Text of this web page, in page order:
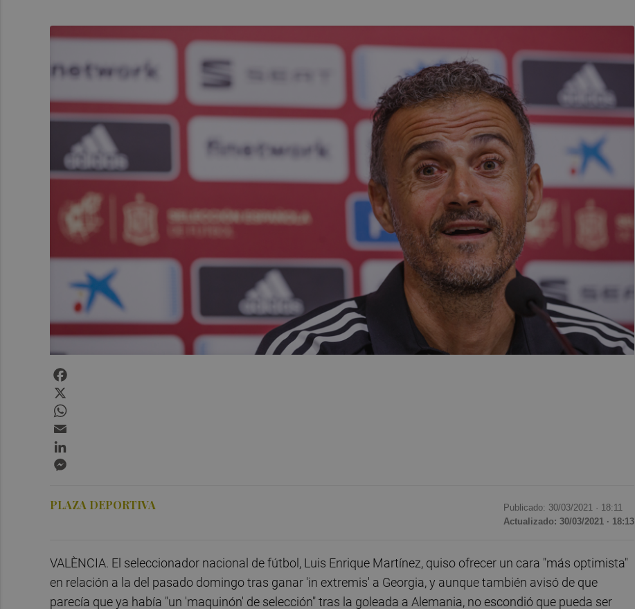
PLAZA DEPORTIVA Publicado: 30/03/2021 · 18:11
Actualizado: 30/03/2021 · 18:13
VALÈNCIA. El seleccionador nacional de fútbol, Luis Enrique Martínez, quiso ofrecer un cara "más optimista"
en relación a la del pasado domingo tras ganar 'in extremis' a Georgia, y aunque también avisó de que
parecía que ya había "un 'maquinón' de selección" tras la goleada a Alemania, no escondió que pueda ser